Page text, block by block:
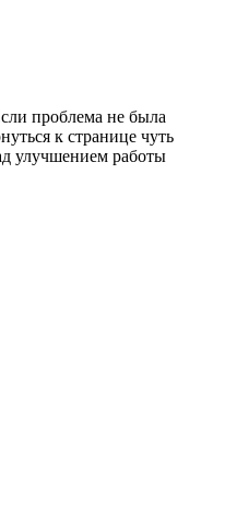
проблема не была
к странице чуть
улучшением работы